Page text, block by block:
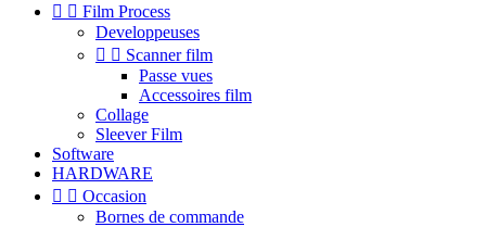
  Film Process
Developpeuses
  Scanner film
Passe vues
Accessoires film
Collage
Sleever Film
Software
HARDWARE
  Occasion
Bornes de commande